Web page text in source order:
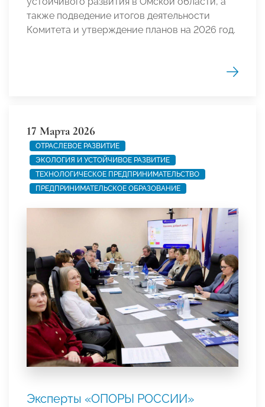
также подведение итогов деятельности
Комитета и утверждение планов на 2026 год.
17 Марта 2026
ОТРАСЛЕВОЕ РАЗВИТИЕ
ЭКОЛОГИЯ И УСТОЙЧИВОЕ РАЗВИТИЕ
ТЕХНОЛОГИЧЕСКОЕ ПРЕДПРИНИМАТЕЛЬСТВО
ПРЕДПРИНИМАТЕЛЬСКОЕ ОБРАЗОВАНИЕ
Эксперты «ОПОРЫ РОССИИ»